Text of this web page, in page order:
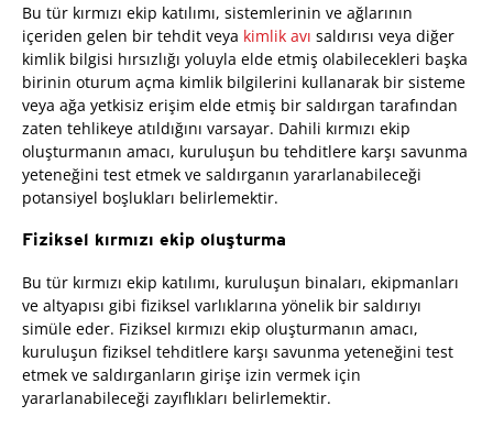
Bu tür kırmızı ekip katılımı, sistemlerinin ve ağlarının
içeriden gelen bir tehdit veya kimlik avı saldırısı veya diğer
kimlik bilgisi hırsızlığı yoluyla elde etmiş olabilecekleri başka
birinin oturum açma kimlik bilgilerini kullanarak bir sisteme
veya ağa yetkisiz erişim elde etmiş bir saldırgan tarafından
zaten tehlikeye atıldığını varsayar. Dahili kırmızı ekip
oluşturmanın amacı, kuruluşun bu tehditlere karşı savunma
yeteneğini test etmek ve saldırganın yararlanabileceği
potansiyel boşlukları belirlemektir.
Fiziksel kırmızı ekip oluşturma
Bu tür kırmızı ekip katılımı, kuruluşun binaları, ekipmanları
ve altyapısı gibi fiziksel varlıklarına yönelik bir saldırıyı
simüle eder. Fiziksel kırmızı ekip oluşturmanın amacı,
kuruluşun fiziksel tehditlere karşı savunma yeteneğini test
etmek ve saldırganların girişe izin vermek için
yararlanabileceği zayıflıkları belirlemektir.